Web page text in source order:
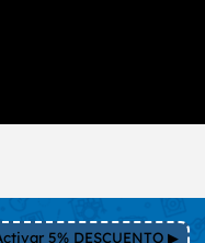
5% DESCUENTO ▶︎